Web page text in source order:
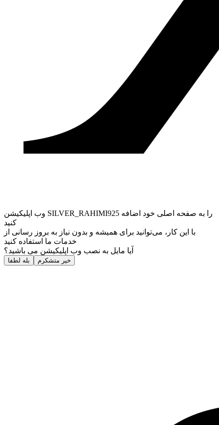
وب ‌اپلیکیشن SILVER_RAHIMI925 را به صفحه اصلی خود اضافه
کنید
با این کار، می‌توانید برای همیشه و بدون نیاز به بروز ‌رسانی از
خدمات ما استفاده کنید
آیا مایل به نصب وب اپلیکیشن می باشید؟
بله لطفا خیر متشکرم